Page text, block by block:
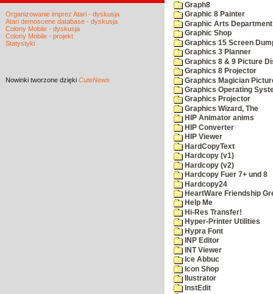
Organizowanie imprez Atari - dyskusja
Atari demoscene database - dyskusja
Colony Mobile - dyskusja
Colony Mobile - projekt
Statystyki
Nowinki tworzone dzięki CuteNews
Graph8
Graphic 8 Painter
Graphic Arts Department
Graphic Shop
Graphics 15 Screen
Graphics 3 Planner
Graphics 8 & 9 Picture
Graphics 8 Projector
Graphics Magician
Graphics Operating
Graphics Projector
Graphics Wizard, The
HIP Animator anims
HIP Converter
HIP Viewer
HardCopyText
Hardcopy (v1)
Hardcopy (v2)
Hardcopy Fuer 7+ und 8
Hardcopy24
HeartWare Friendship
Help Me
Hi-Res Transfer!
Hyper-Printer Utilities
Hypra Font
INP Editor
INT Viewer
Ice Abbuc
Icon Shop
Ilustrator
InstEdit